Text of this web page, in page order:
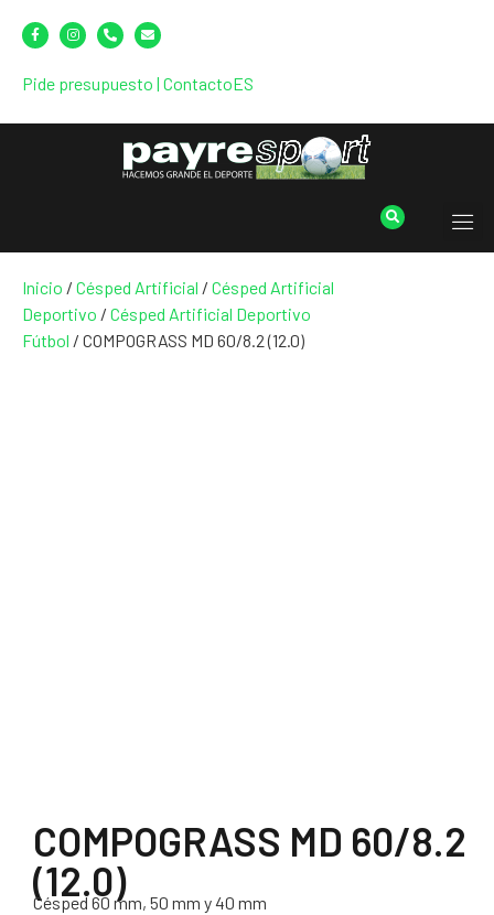
Pide presupuesto | ContactoES
Inicio / Césped Artificial / Césped Artificial
Deportivo / Césped Artificial Deportivo
Fútbol / COMPOGRASS MD 60/8.2 (12.0)
COMPOGRASS MD 60/8.2
(12.0)
Césped 60 mm, 50 mm y 40 mm